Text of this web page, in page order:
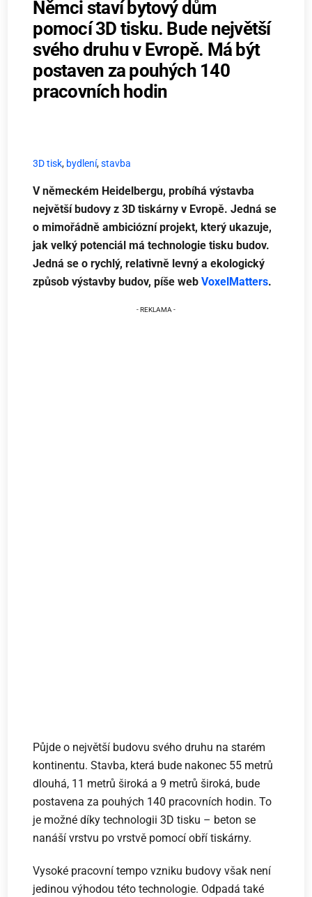
Němci staví bytový dům
pomocí 3D tisku. Bude největší
svého druhu v Evropě. Má být
postaven za pouhých 140
pracovních hodin
3D tisk, bydlení,stavba
V německém Heidelbergu, probíhá výstavba
největší budovy z 3D tiskárny v Evropě. Jedná se
o mimořádně ambiciózní projekt, který ukazuje,
jak velký potenciál má technologie tisku budov.
Jedná se o rychlý, relativně levný a ekologický
způsob výstavby budov, píše webVoxelMatters.
Půjde o největší budovu svého druhu na starém
kontinentu. Stavba, která bude nakonec 55 metrů
dlouhá, 11 metrů široká a 9 metrů široká, bude
postavena za pouhých 140 pracovních hodin. To
je možné díky technologii 3D tisku – beton se
nanáší vrstvu po vrstvě pomocí obří tiskárny.
Vysoké pracovní tempo vzniku budovy však není
jedinou výhodou této technologie. Odpadá také